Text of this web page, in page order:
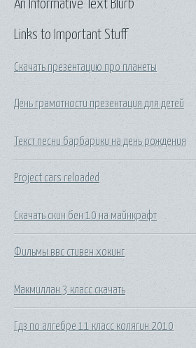
Links to Important Stuff
Скачать презентацию про планеты
День грамотности презентация для детей
Текст песни барбарики на день рождения
Project cars reloaded
Скачать скин бен 10 на майнкрафт
Фильмы ввс стивен хокинг
Макмиллан 3 класс скачать
Гдз по алгебре 11 класс колягин 2010
An Informative Text Blurb